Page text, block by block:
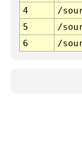
4
/
5
/
6
/